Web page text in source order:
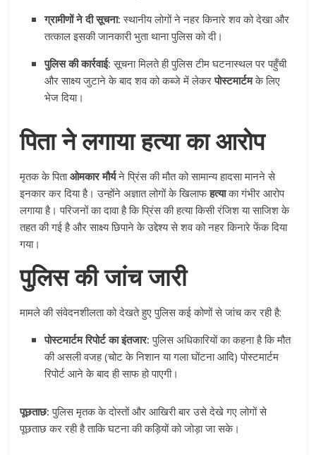
ग्रामीणों ने दी सूचना: स्थानीय लोगों ने नहर किनारे शव को देखा और
तत्काल इसकी जानकारी भुता थाना पुलिस को दी।
पुलिस की कार्रवाई: सूचना मिलते ही पुलिस टीम घटनास्थल पर पहुँची
और साक्ष्य जुटाने के बाद शव को कब्जे में लेकरपोस्टमार्टमके लिए
भेज दिया।
पिता ने लगाया हत्या का आरोप
मृतक के पिताओमकार मौर्यने प्रिंस की मौत को सामान्य हादसा मानने से
इनकार कर दिया है। उन्होंने अज्ञात लोगों के खिलाफहत्याका गंभीर आरोप
लगाया है। परिजनों का दावा है कि प्रिंस की हत्या किसी रंजिश या साजिश के
तहत की गई है और साक्ष्य छिपाने के उद्देश्य से शव को नहर किनारे फेंक दिया
गया।
पुलिस की जांच जारी
मामले की संवेदनशीलता को देखते हुए पुलिस कई कोणों से जांच कर रही है:
पोस्टमार्टम रिपोर्ट का इंतजार: पुलिस अधिकारियों का कहना है कि मौत
की असली वजह (चोट के निशान या गला घोंटना आदि) पोस्टमार्टम
रिपोर्ट आने के बाद ही साफ हो पाएगी।
पूछताछ: पुलिस मृतक के दोस्तों और आखिरी बार उसे देखे गए लोगों से
पूछताछ कर रही है ताकि घटना की कड़ियों को जोड़ा जा सके।